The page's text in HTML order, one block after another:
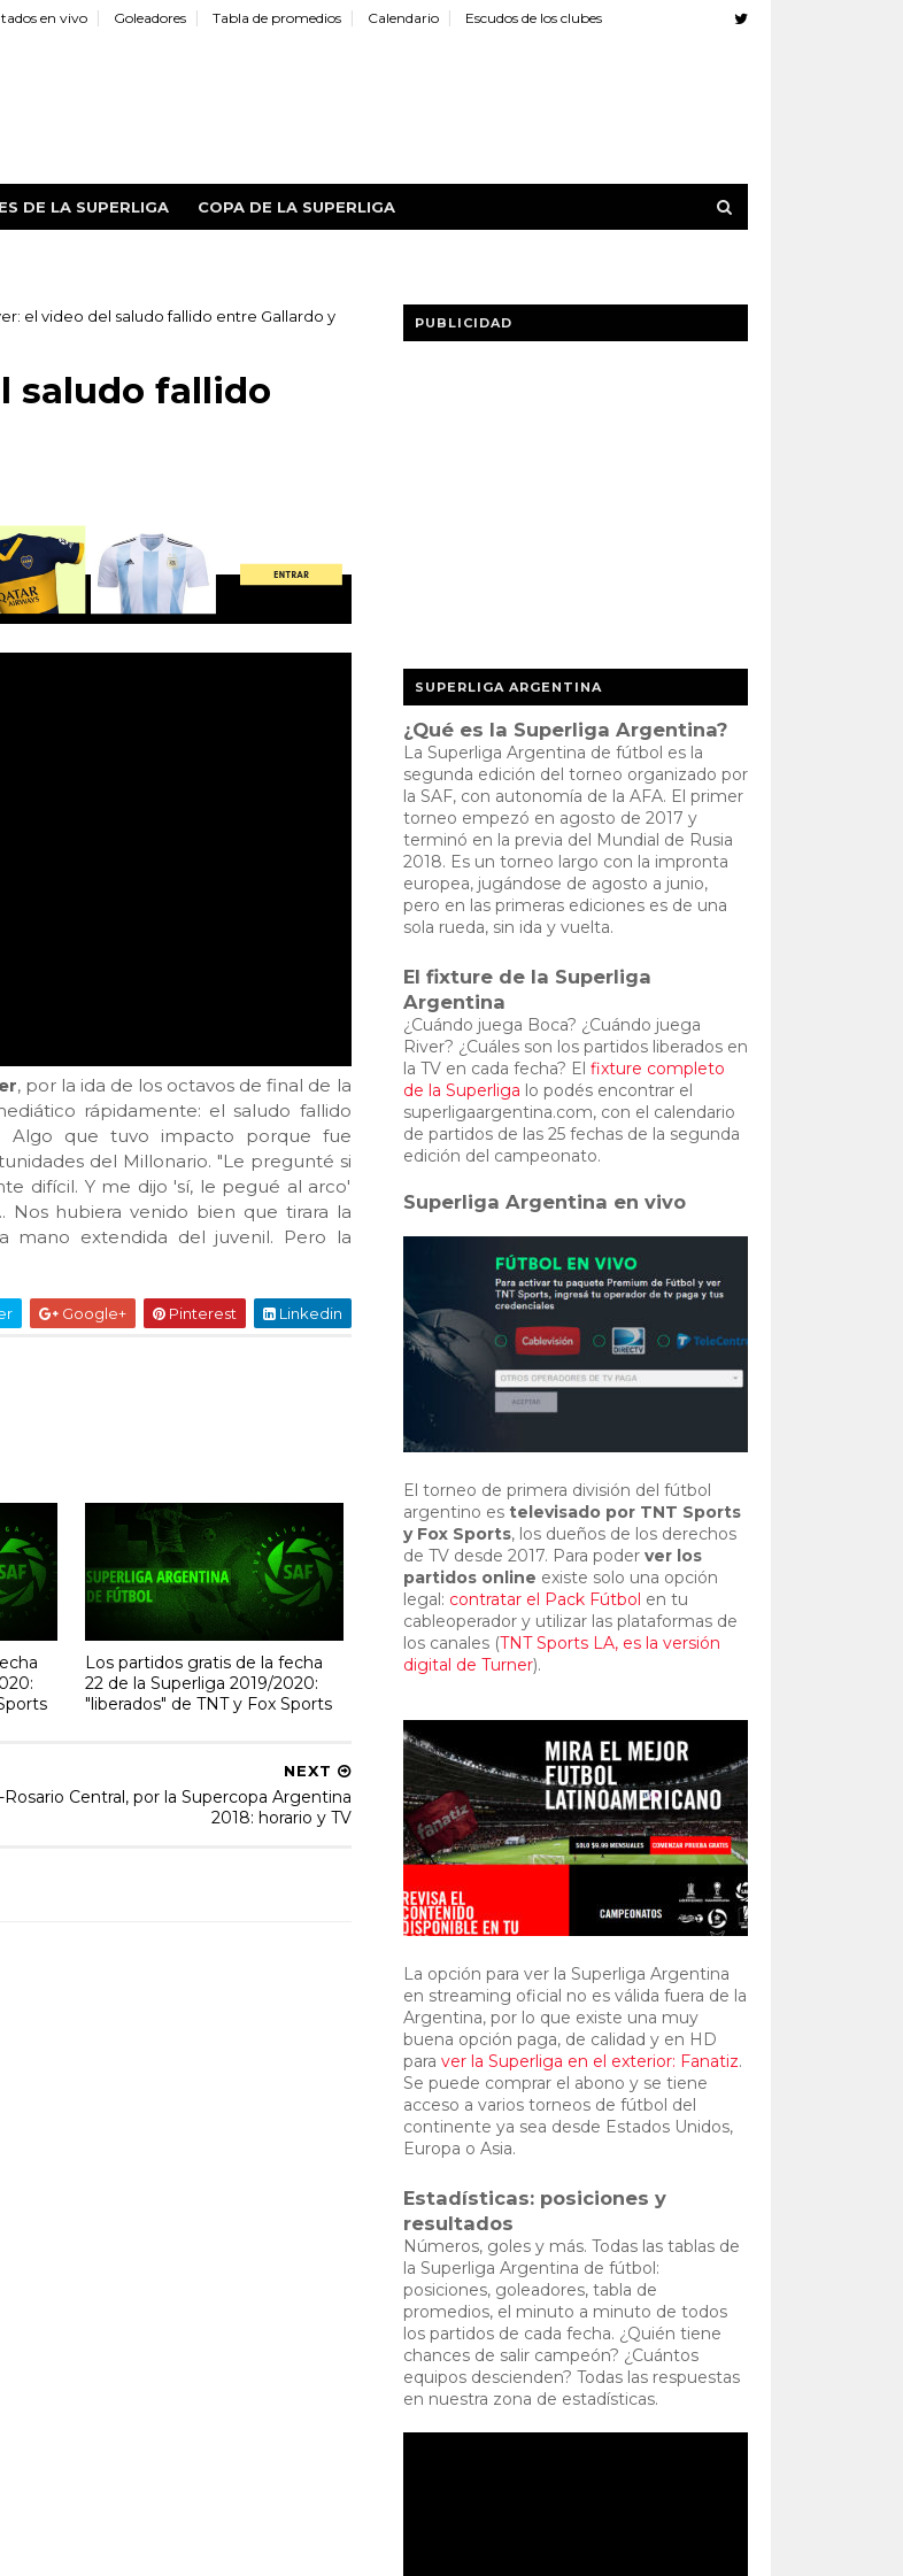
en vivo Goleadores Tabla de promedios Calendario Escudos de los clubes
DE LA SUPERLIGA COPA DE LA SUPERLIGA
el video del saludo fallido entre Gallardo y
saludo fallido
, por la ida de los octavos de final de la
rápidamente: el saludo fallido
Algo que tuvo impacto porque fue
del Millonario. "Le pregunté si
difícil. Y me dijo 'sí, le pegué al arco'
Nos hubiera venido bien que tirara la
mano extendida del juvenil. Pero la
Google+ Pinterest Linkedin
Los partidos gratis de la fecha
22 de la Superliga 2019/2020:
"liberados" de TNT y Fox Sports
NEXT
Rosario Central, por la Supercopa Argentina
2018: horario y TV
PUBLICIDAD
SUPERLIGA ARGENTINA
¿Qué es la Superliga Argentina?
La Superliga Argentina de fútbol es la
segunda edición del torneo organizado por
la SAF, con autonomía de la AFA. El primer
torneo empezó en agosto de 2017 y
terminó en la previa del Mundial de Rusia
2018. Es un torneo largo con la impronta
europea, jugándose de agosto a junio,
pero en las primeras ediciones es de una
sola rueda, sin ida y vuelta.
El fixture de la Superliga
Argentina
¿Cuándo juega Boca? ¿Cuándo juega
River? ¿Cuáles son los partidos liberados en
la TV en cada fecha? El fixture completo
de la Superliga lo podés encontrar el
superligaargentina.com, con el calendario
de partidos de las 25 fechas de la segunda
edición del campeonato.
Superliga Argentina en vivo
El torneo de primera división del fútbol
argentino es televisado por TNT Sports
y Fox Sports, los dueños de los derechos
de TV desde 2017. Para poder ver los
partidos online existe solo una opción
legal: contratar el Pack Fútbol en tu
cableoperador y utilizar las plataformas de
los canales (TNT Sports LA, es la versión
digital de Turner).
La opción para ver la Superliga Argentina
en streaming oficial no es válida fuera de la
Argentina, por lo que existe una muy
buena opción paga, de calidad y en HD
para ver la Superliga en el exterior: Fanatiz.
Se puede comprar el abono y se tiene
acceso a varios torneos de fútbol del
continente ya sea desde Estados Unidos,
Europa o Asia.
Estadísticas: posiciones y
resultados
Números, goles y más. Todas las tablas de
la Superliga Argentina de fútbol:
posiciones, goleadores, tabla de
promedios, el minuto a minuto de todos
los partidos de cada fecha. ¿Quién tiene
chances de salir campeón? ¿Cuántos
equipos descienden? Todas las respuestas
en nuestra zona de estadísticas.